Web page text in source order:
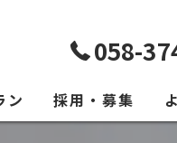
058-
ン 採用・募集